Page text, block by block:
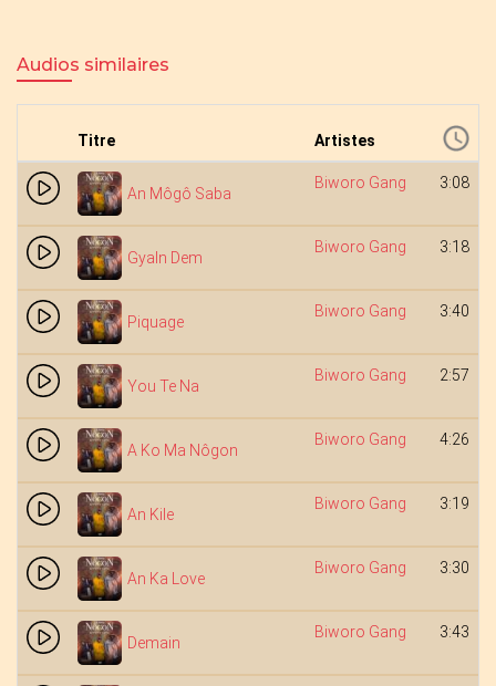
Audios similaires
Titre Artistes
An Môgô Saba
Biworo Gang 3:08
Gyaln Dem
Biworo Gang 3:18
Piquage
Biworo Gang 3:40
You Te Na
Biworo Gang 2:57
A Ko Ma Nôgon
Biworo Gang 4:26
An Kile
Biworo Gang 3:19
An Ka Love
Biworo Gang 3:30
Demain
Biworo Gang 3:43